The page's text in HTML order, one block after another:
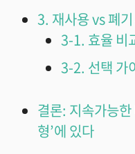
3. 재사용 vs 폐
3-1. 효율 비
3-2. 선택 가
결론: 지속가능한
형’에 있다